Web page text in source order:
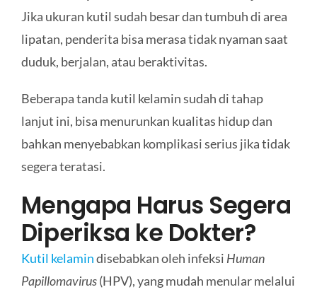
Jika ukuran kutil sudah besar dan tumbuh di area
lipatan, penderita bisa merasa tidak nyaman saat
duduk, berjalan, atau beraktivitas.
Beberapa tanda kutil kelamin sudah di tahap
lanjut ini, bisa menurunkan kualitas hidup dan
bahkan menyebabkan komplikasi serius jika tidak
segera teratasi.
Mengapa Harus Segera
Diperiksa ke Dokter?
Kutil kelamindisebabkan oleh infeksi Human
Papillomavirus(HPV), yang mudah menular melalui